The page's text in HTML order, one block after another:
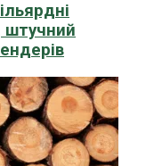
штучний